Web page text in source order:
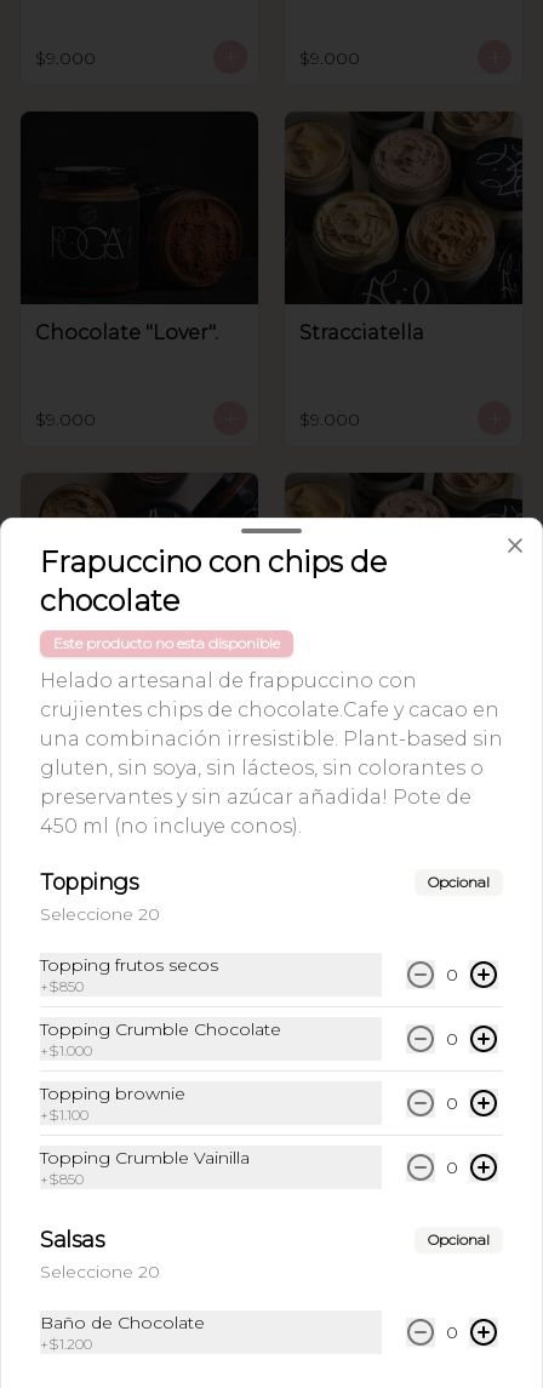
$9.000 $9.000
Chocolate "Lover".
$9.000
Stracciatella
$9.000
Reese´s Premium
Pote 450cc
$11.000
Tiramisú Premium
Pote 450 cc
$11.000
Conócenos
contacto@poga.cl
+56 26465 7773
Política de privacidad
Instagram
Frapuccino con chips de
chocolate
Este producto no esta disponible
Helado artesanal de frappuccino con
crujientes chips de chocolate.Cafe y cacao en
una combinación irresistible. Plant-based sin
gluten, sin soya, sin lácteos, sin colorantes o
preservantes y sin azúcar añadida! Pote de
450 ml (no incluye conos).
Toppings Opcional
Seleccione 20
Topping frutos secos
+$850
0
Topping Crumble Chocolate
+$1.000
0
Topping brownie
+$1.100
0
Topping Crumble Vainilla
+$850
0
Salsas Opcional
Seleccione 20
Baño de Chocolate
+$1.200
0